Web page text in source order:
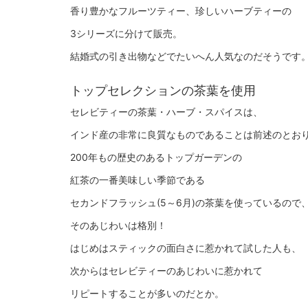
香り豊かなフルーツティー、珍しいハーブティーの
3シリーズに分けて販売。
結婚式の引き出物などでたいへん人気なのだそうです。
トップセレクションの茶葉を使用
セレビティーの茶葉・ハーブ・スパイスは、
インド産の非常に良質なものであることは前述のとお
200年もの歴史のあるトップガーデンの
紅茶の一番美味しい季節である
セカンドフラッシュ(5～6月)の茶葉を使っているので、
そのあじわいは格別！
はじめはスティックの面白さに惹かれて試した人も、
次からはセレビティーのあじわいに惹かれて
リピートすることが多いのだとか。